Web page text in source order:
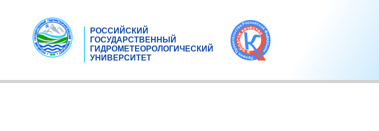
РОССИЙСКИЙ
ГОСУДАРСТВЕННЫЙ
ГИДРОМЕТЕОРОЛОГИЧЕСКИЙ
УНИВЕРСИТЕТ